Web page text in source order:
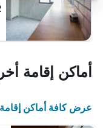
أماكن إقامة
عرض كافة أماكن إقامة 9,293